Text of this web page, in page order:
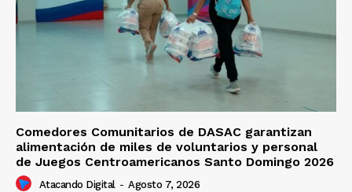
Comedores Comunitarios de DASAC garantizan
alimentación de miles de voluntarios y personal
de Juegos Centroamericanos Santo Domingo 2026
Atacando Digital - Agosto 7, 2026